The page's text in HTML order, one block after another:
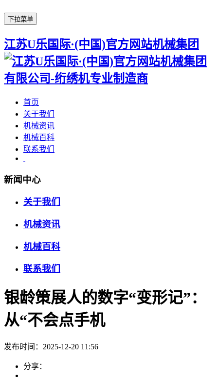
下拉菜单
江苏U乐国际·(中国)官方网站机械集团
首页
关于我们
机械资讯
机械百科
联系我们
新闻中心
关于我们
机械资讯
机械百科
联系我们
银龄策展人的数字“变形记”：
从“不会点手机
发布时间：2025-12-20 11:56
分享：